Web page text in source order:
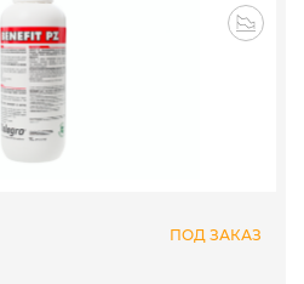
ПОД ЗАКАЗ